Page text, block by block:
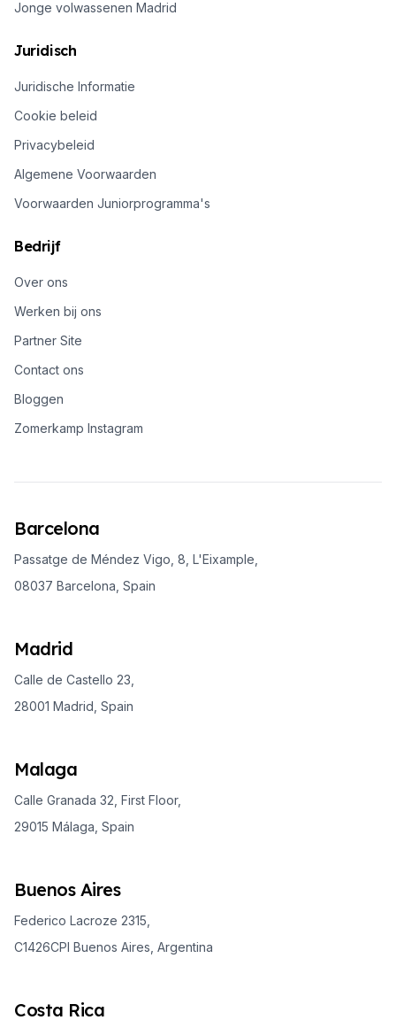
Jonge volwassenen Madrid
Juridisch
Juridische Informatie
Cookie beleid
Privacybeleid
Algemene Voorwaarden
Voorwaarden Juniorprogramma's
Bedrijf
Over ons
Werken bij ons
Partner Site
Contact ons
Bloggen
Zomerkamp Instagram
Barcelona
Passatge de Méndez Vigo, 8, L'Eixample,
08037 Barcelona, Spain
Madrid
Calle de Castello 23,
28001 Madrid, Spain
Malaga
Calle Granada 32, First Floor,
29015 Málaga, Spain
Buenos Aires
Federico Lacroze 2315,
C1426CPI Buenos Aires, Argentina
Costa Rica